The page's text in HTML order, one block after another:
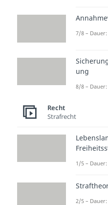
Das
immer. Es
für die
Die
Vertrag
7/8 – Dauer:
ung
8/8 – Dauer:
Recht
Strafrecht
1/5 – Dauer:
2/5 – Dauer: